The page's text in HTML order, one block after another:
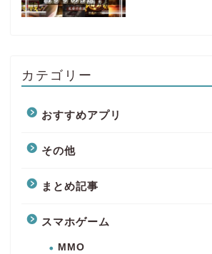
カテゴリー
おすすめアプリ
その他
まとめ記事
スマホゲーム
MMO